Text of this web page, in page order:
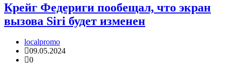
Крейг Федериги пообещал, что экран
вызова Siri будет изменен
localpromo
09.05.2024
0